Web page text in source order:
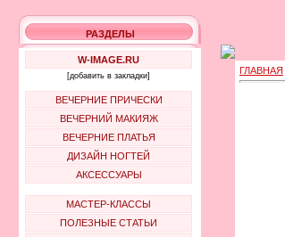
РАЗДЕЛЫ
W-IMAGE.RU
[добавить в закладки]
ВЕЧЕРНИЕ ПРИЧЕСКИ
ВЕЧЕРНИЙ МАКИЯЖ
ВЕЧЕРНИЕ ПЛАТЬЯ
ДИЗАЙН НОГТЕЙ
АКСЕССУАРЫ
МАСТЕР-КЛАССЫ
ПОЛЕЗНЫЕ СТАТЬИ
ГЛАВНАЯ